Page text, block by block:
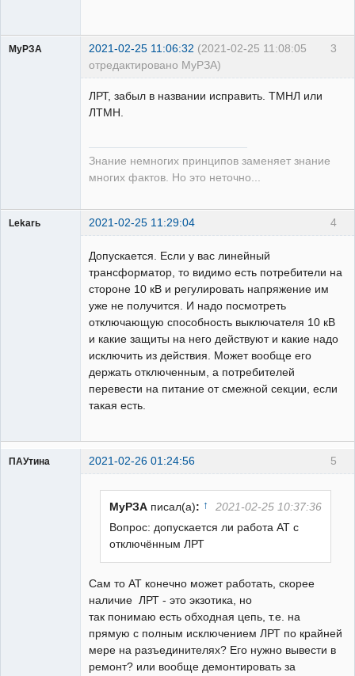
3
МуРЗА 2021-02-25 11:06:32 (2021-02-25 11:08:05
отредактировано МуРЗА)
ЛРТ, забыл в названии исправить. ТМНЛ или
ЛТМН.
Знание немногих принципов заменяет знание
многих фактов. Но это неточно...
4
Lekarь 2021-02-25 11:29:04
Допускается. Если у вас линейный
трансформатор, то видимо есть потребители на
стороне 10 кВ и регулировать напряжение им
уже не получится. И надо посмотреть
отключающую способность выключателя 10 кВ
и какие защиты на него действуют и какие надо
исключить из действия. Может вообще его
держать отключенным, а потребителей
перевести на питание от смежной секции, если
такая есть.
5
ПАУтина 2021-02-26 01:24:56
МуРЗА писал(а): ↑
2021-02-25 10:37:36
Вопрос: допускается ли работа АТ с
отключённым ЛРТ
Сам то АТ конечно может работать, скорее
наличие ЛРТ - это экзотика, но
так понимаю есть обходная цепь, т.е. на
прямую с полным исключением ЛРТ по крайней
мере на разъединителях? Его нужно вывести в
ремонт? или вообще демонтировать за